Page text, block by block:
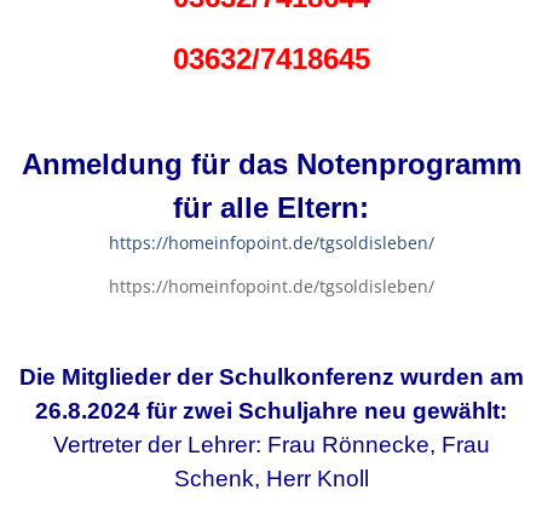
03632/7418645
Anmeldung für das Notenprogramm
für alle Eltern:
https://homeinfopoint.de/tgsoldisleben/
https://homeinfopoint.de/tgsoldisleben/
Die Mitglieder der Schulkonferenz wurden am
26.8.2024 für zwei Schuljahre neu gewählt:
Vertreter der Lehrer: Frau Rönnecke, Frau
Schenk, Herr Knoll